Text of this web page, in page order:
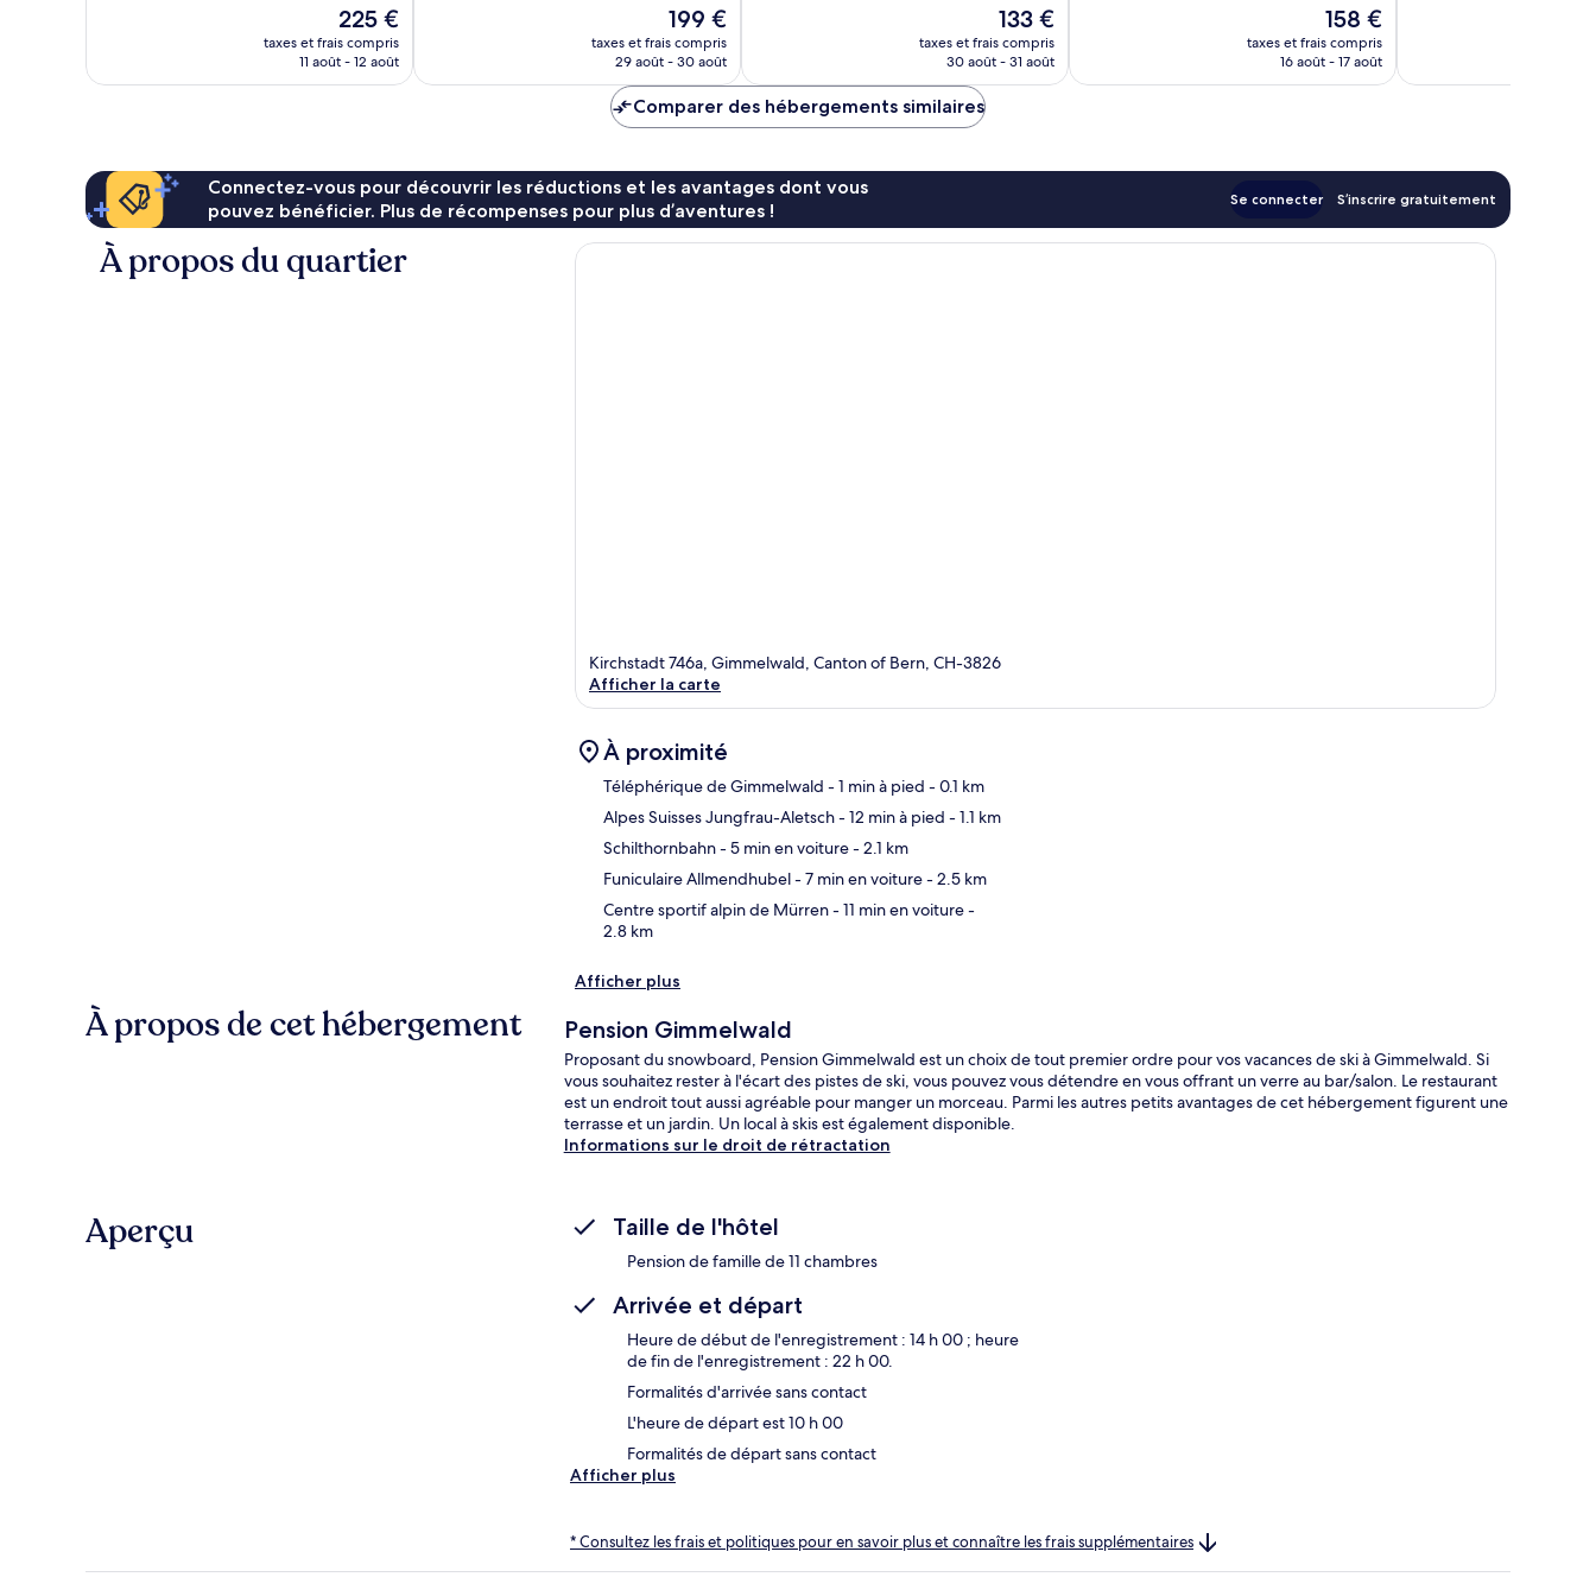
Le
nouveau
prix
225 €
taxes et frais compris
11 août - 12 août
Le
nouveau
prix
de
199 €
199 €
taxes et frais compris
29 août - 30 août
Le
nouveau
prix
133 €
taxes et frais compris
30 août - 31 août
Le
nouveau
prix
158 €
taxes et frais compris
16 août - 17 août
Comparer des hébergements similaires
Connectez-vous pour découvrir les réductions et les avantages dont vous
pouvez bénéficier. Plus de récompenses pour plus d’aventures !
Se connecter S’inscrire gratuitement
À propos du quartier
Kirchstadt 746a, Gimmelwald, Canton of Bern, CH-3826
Afficher la carte
À proximité
Téléphérique de Gimmelwald - 1 min à pied - 0.1 km
Alpes Suisses Jungfrau-Aletsch- 12 min à pied - 1.1 km
Schilthornbahn- 5 min en voiture- 2.1 km
Funiculaire Allmendhubel- 7 min en voiture- 2.5 km
Centre sportif alpin de Mürren- 11 min en voiture-
2.8 km
Afficher plus
À propos de cet hébergement Pension Gimmelwald
Proposant du snowboard, Pension Gimmelwald est un choix de tout premier ordre pour vos vacances de ski à Gimmelwald. Si
vous souhaitez rester à l'écart des pistes de ski, vous pouvez vous détendre en vous offrant un verre au bar/salon. Le restaurant
est un endroit tout aussi agréable pour manger un morceau. Parmi les autres petits avantages de cet hébergement figurent une
terrasse et un jardin. Un local à skis est également disponible.
Informations sur le droit de rétractation
Aperçu Taille de l'hôtel
Pension de famille de 11 chambres
Arrivée et départ
Heure de début de l'enregistrement : 14 h 00 ; heure
de fin de l'enregistrement : 22 h 00.
Formalités d'arrivée sans contact
L'heure de départ est 10 h 00
Formalités de départ sans contact
Afficher plus
* Consultez les frais et politiques pour en savoir plus et connaître les frais supplémentaires